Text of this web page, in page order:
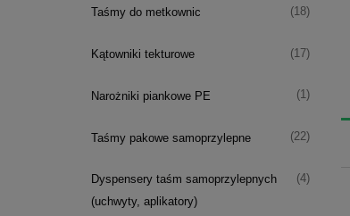
Taśmy do metkownic (18)
Kątowniki tekturowe (17)
Narożniki piankowe PE (1)
Taśmy pakowe samoprzylepne (22)
Dyspensery taśm samoprzylepnych
(uchwyty, aplikatory)
(4)